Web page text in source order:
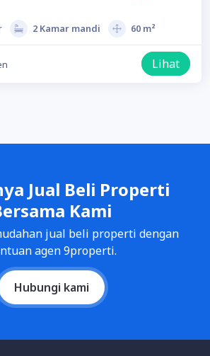
2 Kamar mandi 60 m²
Lihat
Jual Beli Properti
Kami
jual beli properti dengan
agen 9properti.
Hubungi kami